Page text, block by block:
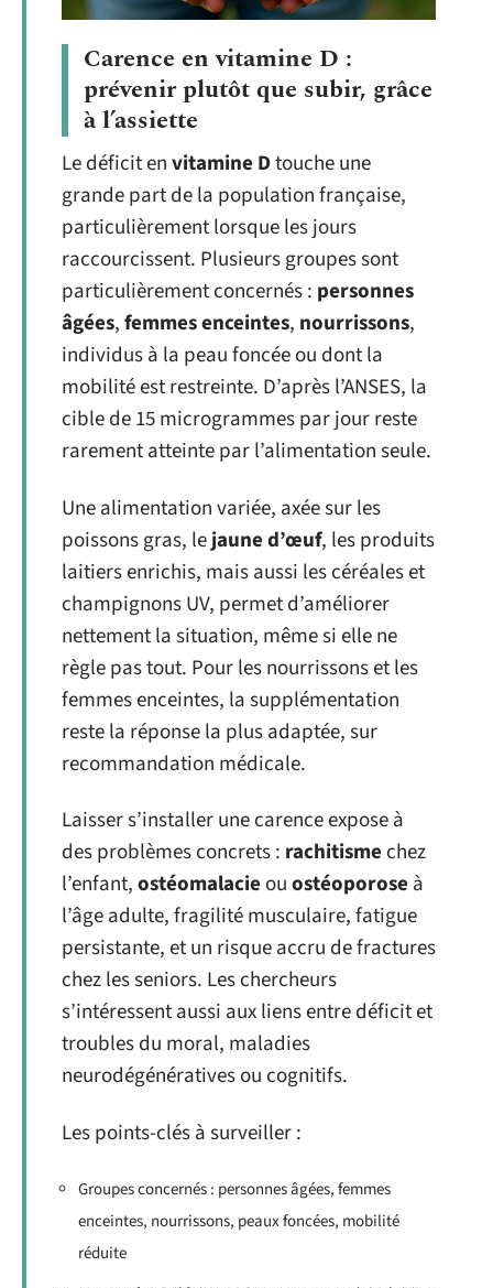
Carence en vitamine D :
prévenir plutôt que subir, grâce
à l’assiette
Le déficit envitamine Dtouche une
grande part de la population française,
particulièrement lorsque les jours
raccourcissent. Plusieurs groupes sont
particulièrement concernés : personnes
âgées,femmes enceintes, nourrissons,
individus à la peau foncée ou dont la
mobilité est restreinte. D’après l’ANSES, la
cible de 15 microgrammes par jour reste
rarement atteinte par l’alimentation seule.
Une alimentation variée, axée sur les
poissons gras, lejaune d’œuf, les produits
laitiers enrichis, mais aussi les céréales et
champignons UV, permet d’améliorer
nettement la situation, même si elle ne
règle pas tout. Pour les nourrissons et les
femmes enceintes, la supplémentation
reste la réponse la plus adaptée, sur
recommandation médicale.
Laisser s’installer une carence expose à
des problèmes concrets : rachitisme chez
l’enfant,ostéomalacie ouostéoporose à
l’âge adulte, fragilité musculaire, fatigue
persistante, et un risque accru de fractures
chez les seniors. Les chercheurs
s’intéressent aussi aux liens entre déficit et
troubles du moral, maladies
neurodégénératives ou cognitifs.
Les points-clés à surveiller :
Groupes concernés : personnes âgées, femmes
enceintes, nourrissons, peaux foncées, mobilité
réduite